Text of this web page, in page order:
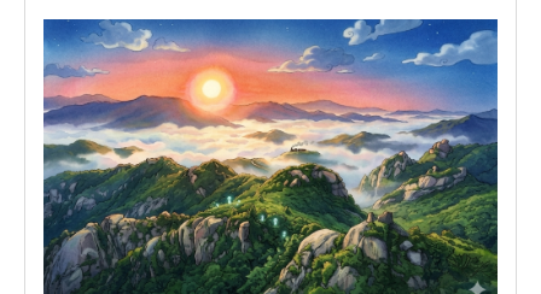
정벌하게 되었다. 이제 우리에게 새로운 시대가 열리고 있는
것이다!아버지 김춘추의 꿈을 따라 법민아삼국이 나뉘어 피를
흘리며 끊임없이 백성들이 죽어나가...